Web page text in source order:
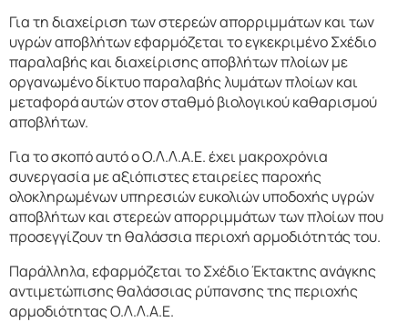
Για τη διαχείριση των στερεών απορριμμάτων και των
υγρών αποβλήτων εφαρμόζεται το εγκεκριμένο Σχέδιο
παραλαβής και διαχείρισης αποβλήτων πλοίων με
οργανωμένο δίκτυο παραλαβής λυμάτων πλοίων και
μεταφορά αυτών στον σταθμό βιολογικού καθαρισμού
αποβλήτων.
Για το σκοπό αυτό ο Ο.Λ.Λ.Α.Ε. έχει μακροχρόνια
συνεργασία με αξιόπιστες εταιρείες παροχής
ολοκληρωμένων υπηρεσιών ευκολιών υποδοχής υγρών
αποβλήτων και στερεών απορριμμάτων των πλοίων που
προσεγγίζουν τη θαλάσσια περιοχή αρμοδιότητάς του.
Παράλληλα, εφαρμόζεται το Σχέδιο Έκτακτης ανάγκης
αντιμετώπισης θαλάσσιας ρύπανσης της περιοχής
αρμοδιότητας Ο.Λ.Λ.Α.Ε.